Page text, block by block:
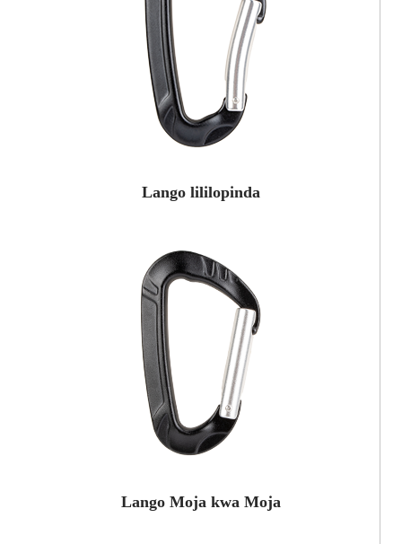
Lango lililopinda
Lango Moja kwa Moja